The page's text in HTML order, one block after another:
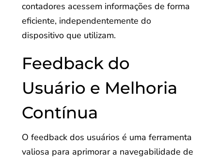
contadores acessem informações de forma
eficiente, independentemente do
dispositivo que utilizam.
Feedback do
Usuário e Melhoria
Contínua
O feedback dos usuários é uma ferramenta
valiosa para aprimorar a navegabilidade de